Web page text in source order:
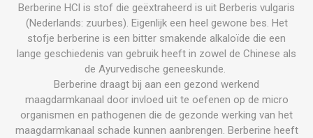
Berberine HCl is stof die geëxtraheerd is uit Berberis vulgaris
(Nederlands: zuurbes). Eigenlijk een heel gewone bes. Het
stofje berberine is een bitter smakende alkaloïde die een
lange geschiedenis van gebruik heeft in zowel de Chinese als
de Ayurvedische geneeskunde.
Berberine draagt bij aan een gezond werkend
maagdarmkanaal door invloed uit te oefenen op de micro
organismen en pathogenen die de gezonde werking van het
maagdarmkanaal schade kunnen aanbrengen. Berberine heeft